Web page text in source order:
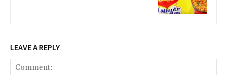
LEAVE A REPLY